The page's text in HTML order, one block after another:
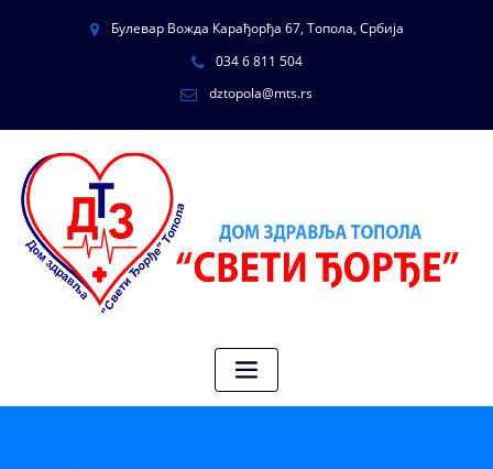
Булевар Вожда Карађорђа 67, Топола, Србија
034 6 811 504
dztopola@mts.rs